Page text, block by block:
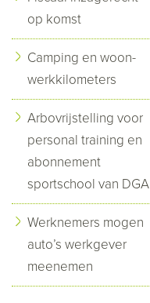
op komst
Camping en woon-
werkkilometers
Arbovrijstelling voor
personal training en
abonnement
sportschool van DGA
Werknemers mogen
auto’s werkgever
meenemen